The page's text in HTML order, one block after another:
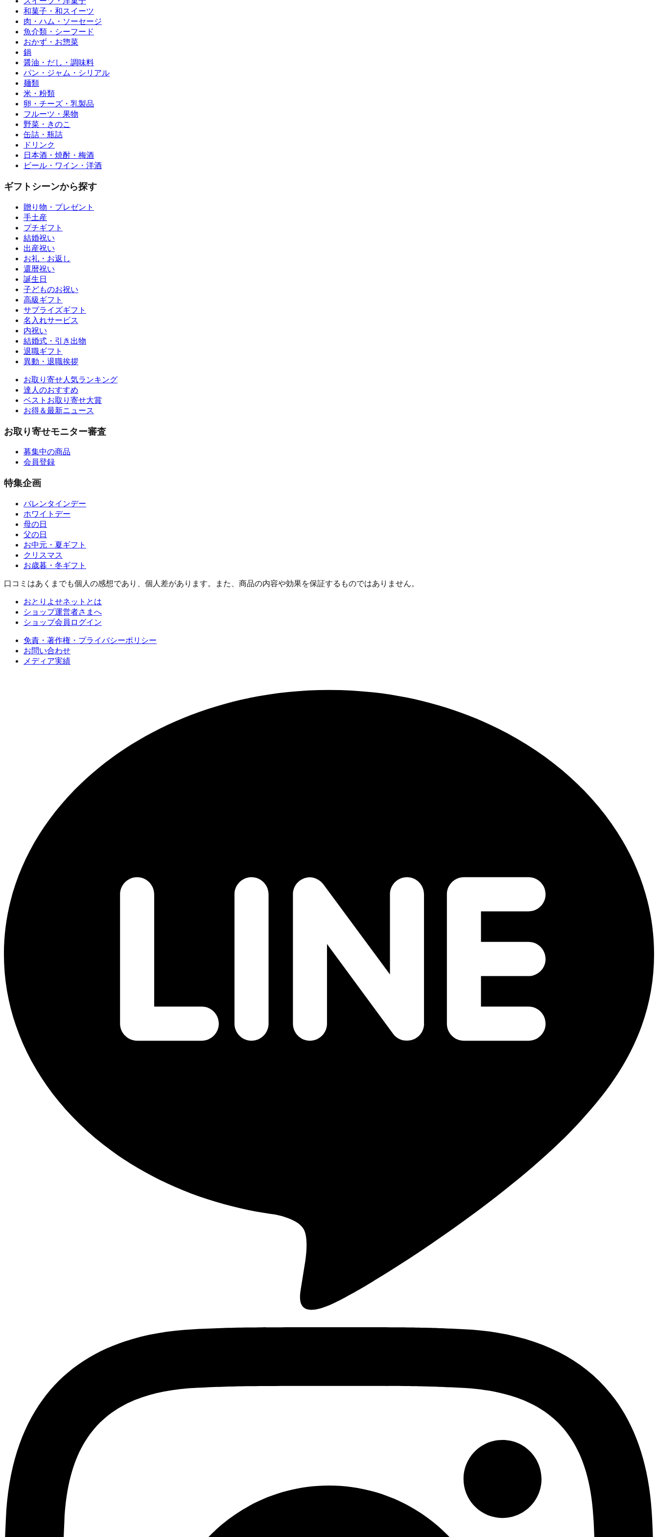
和菓子・和スイーツ
肉・ハム・ソーセージ
魚介類・シーフード
おかず・お惣菜
鍋
醤油・だし・調味料
パン・ジャム・シリアル
麺類
米・粉類
卵・チーズ・乳製品
フルーツ・果物
野菜・きのこ
缶詰・瓶詰
ドリンク
日本酒・焼酎・梅酒
ビール・ワイン・洋酒
ギフトシーンから探す
贈り物・プレゼント
手土産
プチギフト
結婚祝い
出産祝い
お礼・お返し
還暦祝い
誕生日
子どものお祝い
高級ギフト
サプライズギフト
名入れサービス
内祝い
結婚式・引き出物
退職ギフト
異動・退職挨拶
お取り寄せ人気ランキング
達人のおすすめ
ベストお取り寄せ大賞
お得＆最新ニュース
お取り寄せモニター審査
募集中の商品
会員登録
特集企画
バレンタインデー
ホワイトデー
母の日
父の日
お中元・夏ギフト
クリスマス
お歳暮・冬ギフト
口コミはあくまでも個人の感想であり、個人差があります。また、商品の内容や効果を保証するものではありません。
おとりよせネットとは
ショップ運営者さまへ
ショップ会員ログイン
免責・著作権・プライバシーポリシー
お問い合わせ
メディア実績